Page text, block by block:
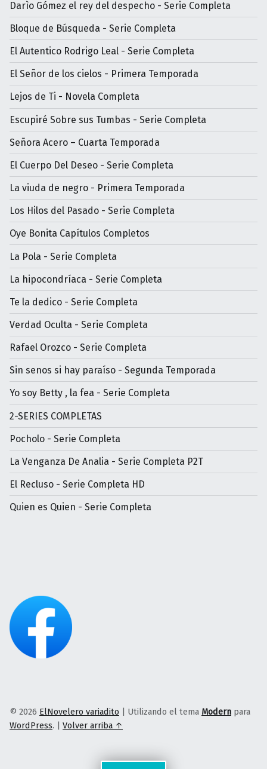
Darìo Gómez el rey del despecho - Serie Completa
Bloque de Búsqueda - Serie Completa
El Autentico Rodrigo Leal - Serie Completa
El Señor de los cielos - Primera Temporada
Lejos de Ti - Novela Completa
Escupiré Sobre sus Tumbas - Serie Completa
Señora Acero – Cuarta Temporada
El Cuerpo Del Deseo - Serie Completa
La viuda de negro - Primera Temporada
Los Hilos del Pasado - Serie Completa
Oye Bonita Capítulos Completos
La Pola - Serie Completa
La hipocondríaca - Serie Completa
Te la dedico - Serie Completa
Verdad Oculta - Serie Completa
Rafael Orozco - Serie Completa
Sin senos si hay paraíso - Segunda Temporada
Yo soy Betty , la fea - Serie Completa
2-SERIES COMPLETAS
Pocholo - Serie Completa
La Venganza De Analia - Serie Completa P2T
El Recluso - Serie Completa HD
Quien es Quien - Serie Completa
© 2026 ElNovelero variadito | Utilizando el tema Modern para
WordPress. | Volver arriba ↑